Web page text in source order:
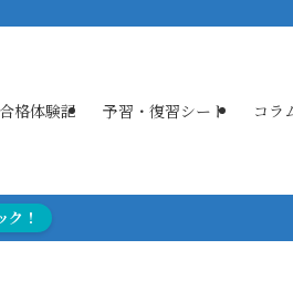
合格体験記 予習・復習シート コラ
ク！